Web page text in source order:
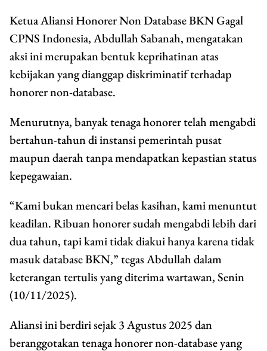
Ketua Aliansi Honorer Non Database BKN Gagal
CPNS Indonesia, Abdullah Sabanah, mengatakan
aksi ini merupakan bentuk keprihatinan atas
kebijakan yang dianggap diskriminatif terhadap
honorer non-database.
Menurutnya, banyak tenaga honorer telah mengabdi
bertahun-tahun di instansi pemerintah pusat
maupun daerah tanpa mendapatkan kepastian status
kepegawaian.
“Kami bukan mencari belas kasihan, kami menuntut
keadilan. Ribuan honorer sudah mengabdi lebih dari
dua tahun, tapi kami tidak diakui hanya karena tidak
masuk database BKN,” tegas Abdullah dalam
keterangan tertulis yang diterima wartawan, Senin
(10/11/2025).
Aliansi ini berdiri sejak 3 Agustus 2025 dan
beranggotakan tenaga honorer non-database yang